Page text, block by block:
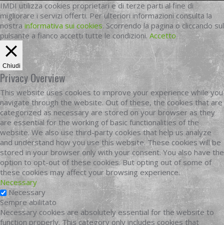
IMDI utilizza cookies proprietari e di terze parti al fine di
migliorare i servizi offerti. Per ulteriori informazioni consulta la
nostrainformativa sui cookies. Scorrendo la pagina o cliccando sul
pulsante a fianco accetti tutte le condizioni. Accetto
Chiudi
Privacy Overview
This website uses cookies to improve your experience while you
navigate through the website. Out of these, the cookies that are
categorized as necessary are stored on your browser as they
are essential for the working of basic functionalities of the
website. We also use third-party cookies that help us analyze
and understand how you use this website. These cookies will be
stored in your browser only with your consent. You also have the
option to opt-out of these cookies. But opting out of some of
these cookies may affect your browsing experience.
Necessary
Necessary
Sempre abilitato
Necessary cookies are absolutely essential for the website to
function properly. This category only includes cookies that